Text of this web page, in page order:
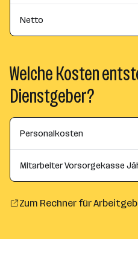
Netto
Welche Kosten
Dienstgeber?
Personalkosten
Mitarbeiter Vorsorgekasse
Zum Rechner für